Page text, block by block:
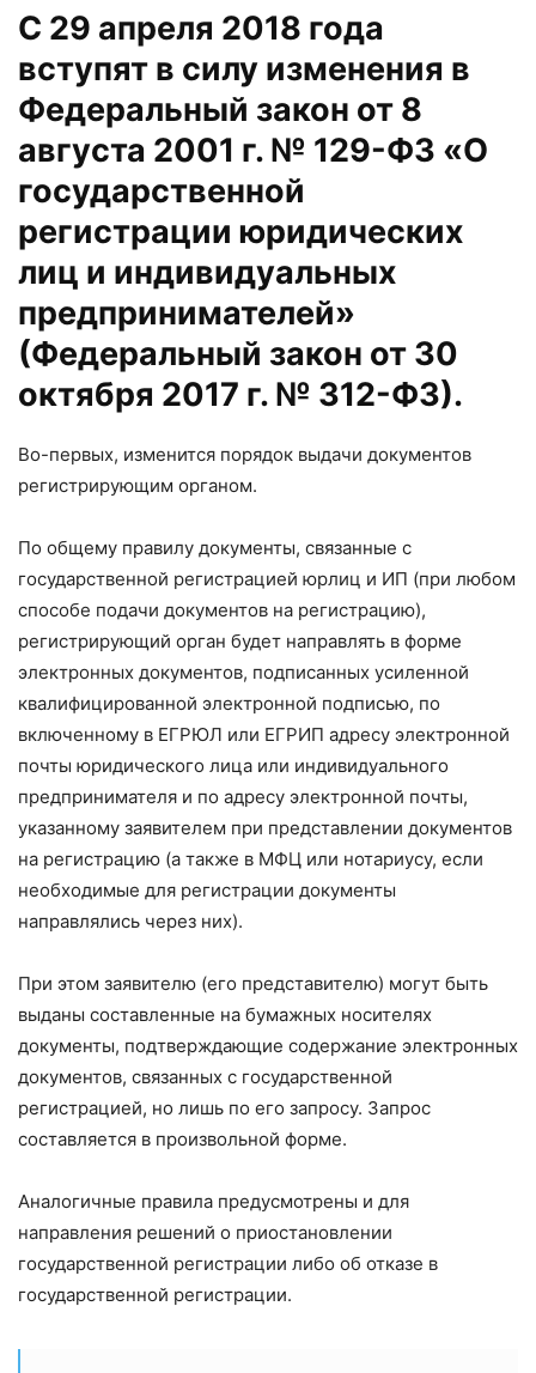
С 29 апреля 2018 года
вступят в силу изменения в
Федеральный закон от 8
августа 2001 г. № 129-ФЗ «О
государственной
регистрации юридических
лиц и индивидуальных
предпринимателей»
(Федеральный закон от 30
октября 2017 г. № 312-ФЗ).
Во-первых, изменится порядок выдачи документов
регистрирующим органом.
По общему правилу документы, связанные с
государственной регистрацией юрлиц и ИП (при любом
способе подачи документов на регистрацию),
регистрирующий орган будет направлять в форме
электронных документов, подписанных усиленной
квалифицированной электронной подписью, по
включенному в ЕГРЮЛ или ЕГРИП адресу электронной
почты юридического лица или индивидуального
предпринимателя и по адресу электронной почты,
указанному заявителем при представлении документов
на регистрацию (а также в МФЦ или нотариусу, если
необходимые для регистрации документы
направлялись через них).
При этом заявителю (его представителю) могут быть
выданы составленные на бумажных носителях
документы, подтверждающие содержание электронных
документов, связанных с государственной
регистрацией, но лишь по его запросу. Запрос
составляется в произвольной форме.
Аналогичные правила предусмотрены и для
направления решений о приостановлении
государственной регистрации либо об отказе в
государственной регистрации.